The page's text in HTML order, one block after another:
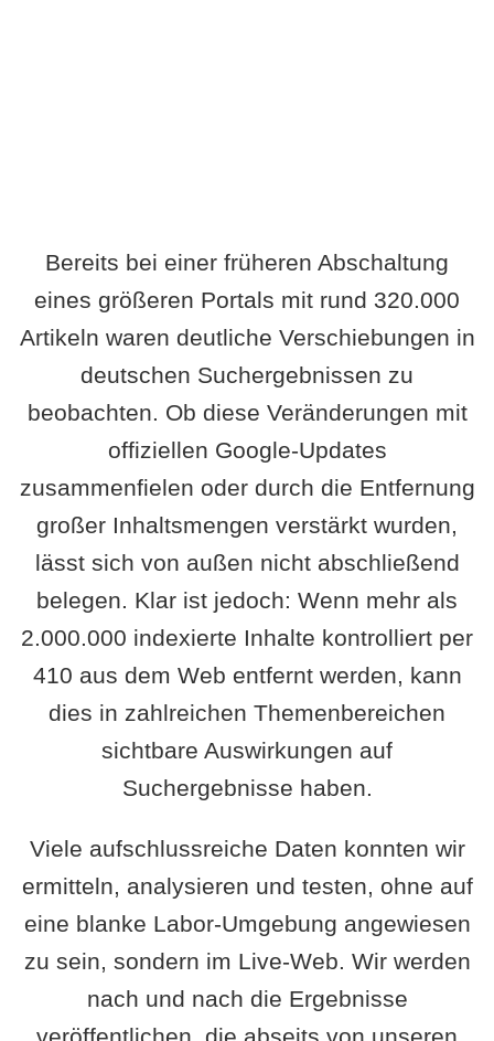
Bereits bei einer früheren Abschaltung
eines größeren Portals mit rund 320.000
Artikeln waren deutliche Verschiebungen in
deutschen Suchergebnissen zu
beobachten. Ob diese Veränderungen mit
offiziellen Google-Updates
zusammenfielen oder durch die Entfernung
großer Inhaltsmengen verstärkt wurden,
lässt sich von außen nicht abschließend
belegen. Klar ist jedoch: Wenn mehr als
2.000.000 indexierte Inhalte kontrolliert per
410 aus dem Web entfernt werden, kann
dies in zahlreichen Themenbereichen
sichtbare Auswirkungen auf
Suchergebnisse haben.
Viele aufschlussreiche Daten konnten wir
ermitteln, analysieren und testen, ohne auf
eine blanke Labor-Umgebung angewiesen
zu sein, sondern im Live-Web. Wir werden
nach und nach die Ergebnisse
veröffentlichen, die abseits von unseren